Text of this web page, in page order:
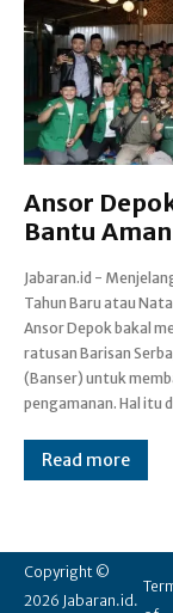
Ansor
Bantu
Jabaran.id -
Tahun Baru atau
Ansor Depok bakal
ratusan Barisan
(Banser) untuk
pengamanan. Hal itu
guna menjaga
wilayah dan
sebagai kota
Ansor Depok,
Read more
Copyright ©
2026 Jabaran.id.